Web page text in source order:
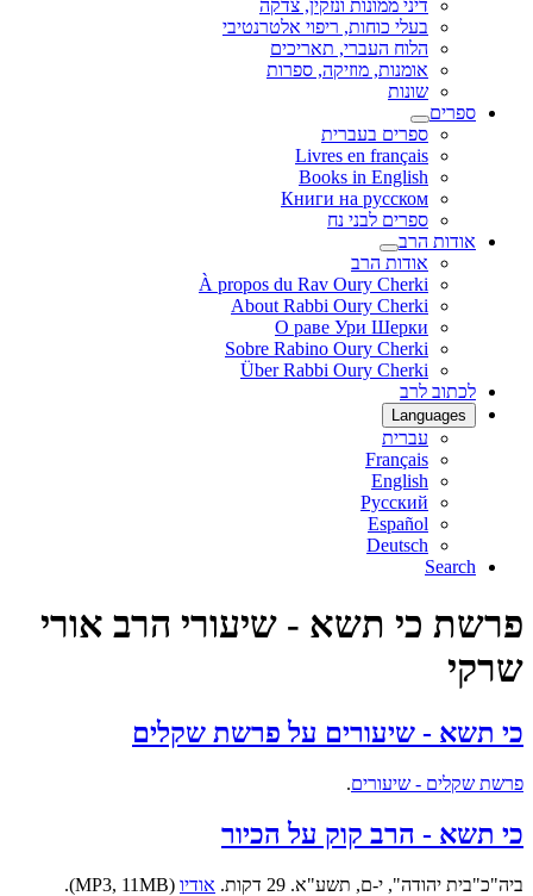
דיני ממונות ונזקין, צדקה
בעלי כוחות, ריפוי אלטרנטיבי
הלוח העברי, תאריכים
אומנות, מוזיקה, ספרות
שונות
ספרים
ספרים בעברית
Livres en français
Books in English
Книги на русском
ספרים לבני נח
אודות הרב
אודות הרב
À propos du Rav Oury Cherki
About Rabbi Oury Cherki
О раве Ури Шерки
Sobre Rabino Oury Cherki
Über Rabbi Oury Cherki
לכתוב לרב
Languages
עברית
Français
English
Русский
Español
Deutsch
Search
פרשת כי תשא - שיעורי הרב אורי
שרקי
כי תשא - שיעורים על פרשת שקלים
פרשת שקלים - שיעורים.
כי תשא - הרב קוק על הכיור
ביה"כ"בית יהודה", י-ם, תשע"א. 29 דקות. אודיו (MP3, 11MB).